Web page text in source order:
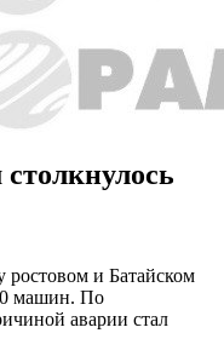
ростовом и Батайском
машин. По
аварии стал